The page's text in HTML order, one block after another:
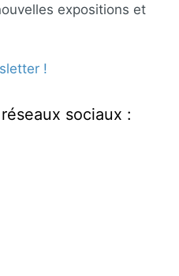
expositions et
!
sociaux :